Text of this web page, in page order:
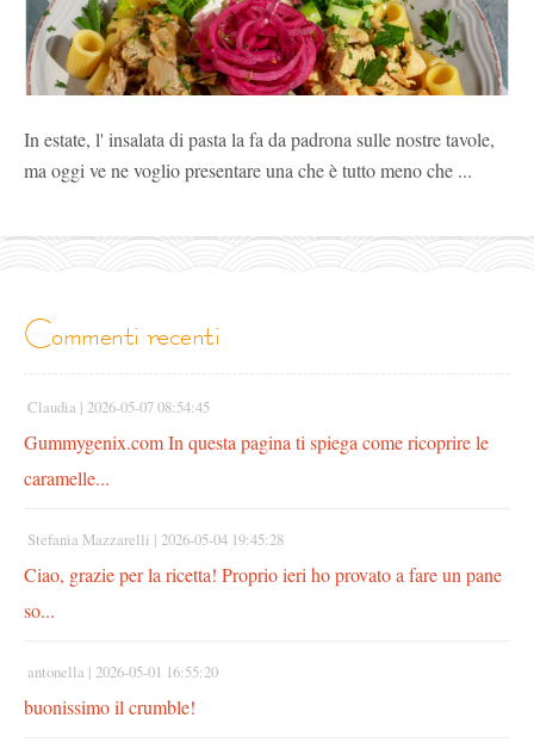
In estate, l' insalata di pasta la fa da padrona sulle nostre tavole,
ma oggi ve ne voglio presentare una che è tutto meno che ...
commenti recenti
Claudia | 2026-05-07 08:54:45
Gummygenix.com In questa pagina ti spiega come ricoprire le
caramelle...
Stefania Mazzarelli | 2026-05-04 19:45:28
Ciao, grazie per la ricetta! Proprio ieri ho provato a fare un pane
so...
antonella | 2026-05-01 16:55:20
buonissimo il crumble!